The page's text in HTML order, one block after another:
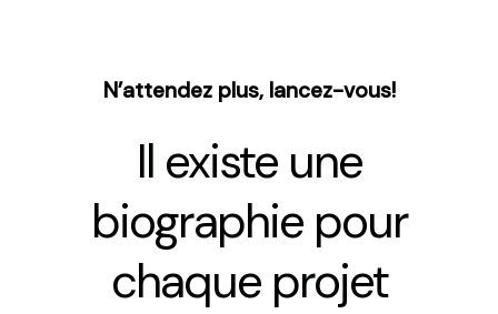
N’attendez plus, lancez-vous!
Il existe une
biographie pour
chaque projet